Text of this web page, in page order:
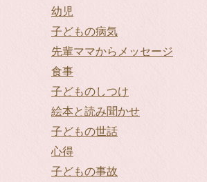
幼児
子どもの病気
先輩ママからメッセージ
食事
子どものしつけ
絵本と読み聞かせ
子どもの世話
心得
子どもの事故